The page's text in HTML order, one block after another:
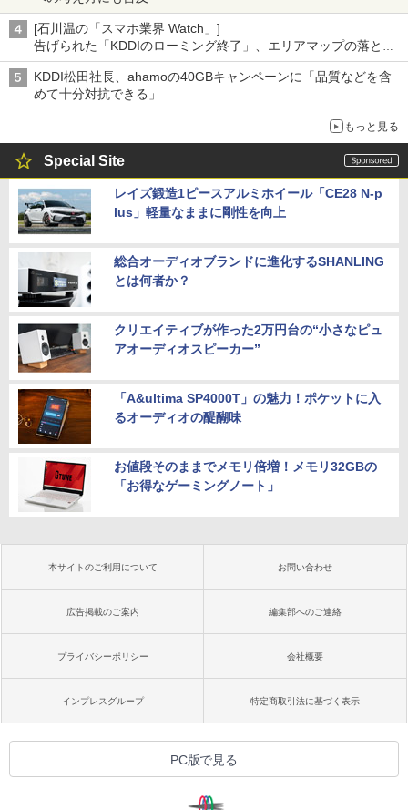
[石川温の「スマホ業界 Watch」]
告げられた「KDDIのローミング終了」、エリアマップの落とし
穴と楽天モバイルの課題
KDDI松田社長、ahamoの40GBキャンペーンに「品質などを含
めて十分対抗できる」
もっと見る
Special Site
レイズ鍛造1ピースアルミホイール「CE28 N-p
lus」軽量なままに剛性を向上
総合オーディオブランドに進化するSHANLING
とは何者か？
クリエイティブが作った2万円台の“小さなピュ
アオーディオスピーカー”
「A&ultima SP4000T」の魅力！ポケットに入
るオーディオの醍醐味
お値段そのままでメモリ倍増！メモリ32GBの
「お得なゲーミングノート」
本サイトのご利用について お問い合わせ
広告掲載のご案内 編集部へのご連絡
プライバシーポリシー 会社概要
インプレスグループ 特定商取引法に基づく表示
PC版で見る